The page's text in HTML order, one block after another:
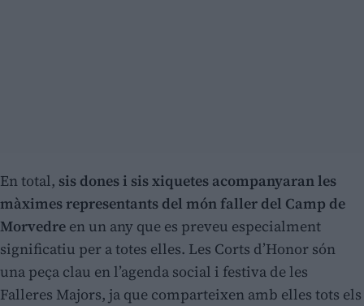
En total, sis dones i sis xiquetes acompanyaran les
màximes representants del món faller del Camp de
Morvedre en un any que es preveu especialment
significatiu per a totes elles. Les Corts d’Honor són
una peça clau en l’agenda social i festiva de les
Falleres Majors, ja que comparteixen amb elles tots els